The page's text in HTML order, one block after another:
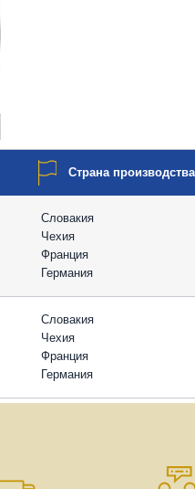
Страна производства
Словакия
Чехия
Франция
Германия
Словакия
Чехия
Франция
Германия